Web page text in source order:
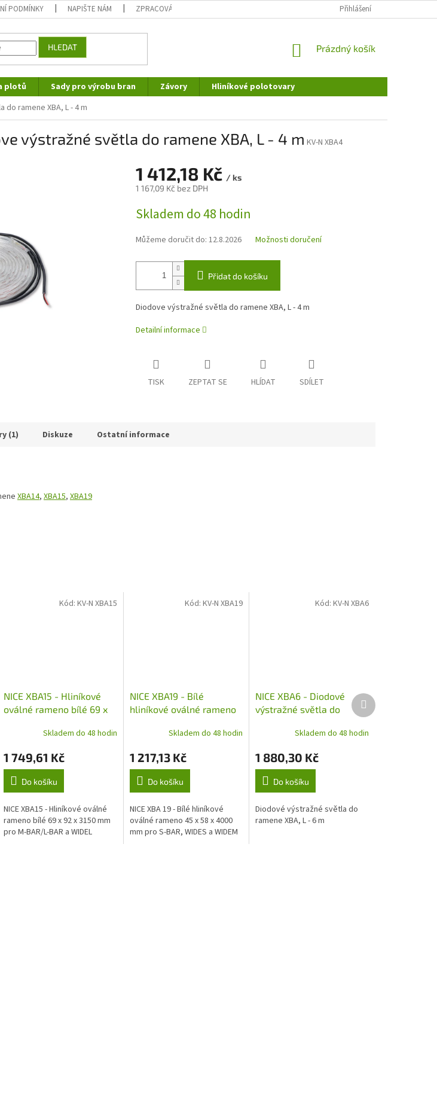
PODMÍNKY NAPIŠTE NÁM ZPRACOVÁNÍ OSOBNÍCH ÚDAJŮ REKLAMAČNÍ ŘÁD
Přihlášení
HLEDAT
NÁKUPNÍ
Prázdný košík
plotů Sady pro výrobu bran Závory
Hliníkové polotovary
do ramene XBA, L - 4 m
výstražné světla do ramene XBA, L - 4 m KV-N XBA4
1 412,18 Kč / ks
1 167,09 Kč bez DPH
cena:
Skladem do 48 hodin
Můžeme doručit do: 12.8.2026 Možnosti doručení
Přidat do košíku
Diodove výstražné světla do ramene XBA, L - 4 m
Detailní informace
TISK ZEPTAT SE HLÍDAT SDÍLET
NICE XBA15 - Hliníkové
oválné rameno bílé 69 x
M-BAR/L-BAR a WIDEL
Skladem do 48 hodin
1 749,61 Kč
Do košíku
NICE XBA15 - Hliníkové oválné
rameno bílé 69 x 92 x 3150 mm
pro M-BAR/L-BAR a WIDEL
Kód: KV-N XBA15
NICE XBA19 - Bílé
hliníkové oválné rameno
závora S-BAR, WIDES a
Skladem do 48 hodin
1 217,13 Kč
Do košíku
NICE XBA 19 - Bílé hliníkové
oválné rameno 45 x 58 x 4000
mm pro S-BAR, WIDES a WIDEM
Kód:KV-N XBA19
NICE XBA6 - Diodové
výstražné světla do
Skladem do 48 hodin
1 880,30 Kč
Do košíku
Diodové výstražné světla do
ramene XBA, L - 6 m
Kód: KV-N XBA6
Další
produkt
(1) Diskuze Ostatní informace
XBA14, XBA15, XBA19